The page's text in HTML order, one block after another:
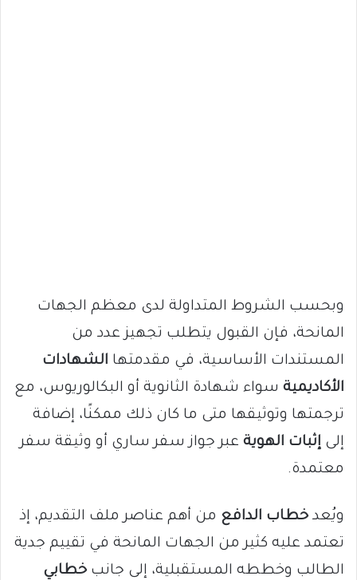
وبحسب الشروط المتداولة لدى معظم الجهات
المانحة، فإن القبول يتطلب تجهيز عدد من
المستندات الأساسية، في مقدمتها الشهادات
الأكاديمية سواء شهادة الثانوية أو البكالوريوس، مع
ترجمتها وتوثيقها متى ما كان ذلك ممكنًا، إضافة
إلى إثبات الهوية عبر جواز سفر ساري أو وثيقة سفر
معتمدة.
ويُعد خطاب الدافع من أهم عناصر ملف التقديم، إذ
تعتمد عليه كثير من الجهات المانحة في تقييم جدية
الطالب وخططه المستقبلية، إلى جانب خطابي